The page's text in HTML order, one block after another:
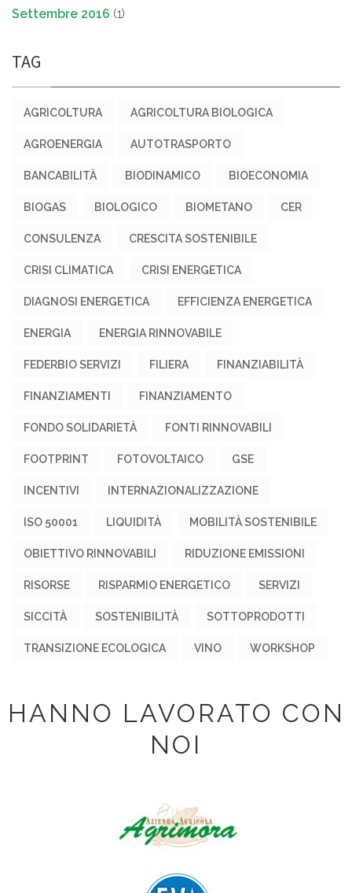
Settembre 2016 (1)
TAG
AGRICOLTURA AGRICOLTURA BIOLOGICA
AGROENERGIA AUTOTRASPORTO
BANCABILITÀ BIODINAMICO BIOECONOMIA
BIOGAS BIOLOGICO BIOMETANO CER
CONSULENZA CRESCITA SOSTENIBILE
CRISI CLIMATICA CRISI ENERGETICA
DIAGNOSI ENERGETICA EFFICIENZA ENERGETICA
ENERGIA ENERGIA RINNOVABILE
FEDERBIO SERVIZI FILIERA FINANZIABILITÀ
FINANZIAMENTI FINANZIAMENTO
FONDO SOLIDARIETÀ FONTI RINNOVABILI
FOOTPRINT FOTOVOLTAICO GSE
INCENTIVI INTERNAZIONALIZZAZIONE
ISO 50001 LIQUIDITÀ MOBILITÀ SOSTENIBILE
OBIETTIVO RINNOVABILI RIDUZIONE EMISSIONI
RISORSE RISPARMIO ENERGETICO SERVIZI
SICCITÀ SOSTENIBILITÀ SOTTOPRODOTTI
TRANSIZIONE ECOLOGICA VINO WORKSHOP
HANNO LAVORATO CON
NOI